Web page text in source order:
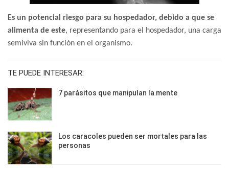
Es un potencial riesgo para su hospedador, debido a que se
alimenta de este, representando para el hospedador, una carga
semiviva sin función en el organismo.
TE PUEDE INTERESAR:
7 parásitos que manipulan la mente
Los caracoles pueden ser mortales para las
personas